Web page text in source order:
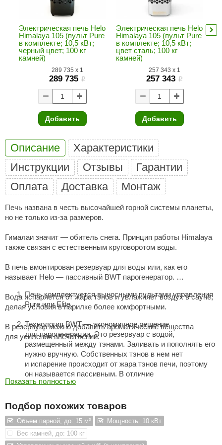
Woods
Light
SAUNA
Электрическая печь Helo
Himalaya 105 (пульт Pure
в комплекте; 10,5 кВт;
черный цвет; 100 кг
камней)
289 735 x 1
289 735 i
Добавить
Электрическая печь Helo
Himalaya 105 (пульт Pure
в комплекте; 10,5 кВт;
цвет сталь; 100 кг
камней)
257 343 x 1
257 343 i
Добавить
Описание
Характеристики
Инструкции
Отзывы
Гарантии
Оплата
Доставка Монтаж
Печь названа в честь высочайшей горной системы планеты,
но не только из-за размеров.
Гималаи значит — обитель снега. Принцип работы Himalaya
также связан с естественным круговоротом воды.
В печь вмонтирован резервуар для воды или, как его
называет Helo — пассивный BWT парогенератор.
Вода испаряется от жара тэнов и увлажняет воздух в сауне,
делая условия в парилке более комфортными.
В резервуар можно добавить ароматические вещества
для усиления впечатлений.
Печь комплектуется выносными пультами управления
Pure или Elite.
Технология BWT — экономичное решение
для парогенерации. Это резервуар с водой,
размещенный между тэнами. Заливать и пополнять его
нужно вручную. Собственных тэнов в нем нет
и испарение происходит от жара тэнов печи, поэтому
он называется пассивным. В отличие
от парогенератора печи Sense Combi Elite, его нельзя
дешевле. Расход воды от 0,8 до 1,2 литра в час,
в зависимости от модели и мощности каменки.
Благодаря BWT, любители нежаркой, мягкой сауны
Показать полностью
Подбор похожих товаров
Объем парной, до: 15 м³
Мощность: 10 кВт
Вес камней, до: 100 кг